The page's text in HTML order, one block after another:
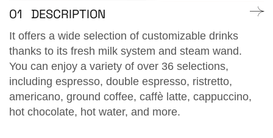
01 DESCRIPTION
It offers a wide selection of customizable drinks
thanks to its fresh milk system and steam wand.
You can enjoy a variety of over 36 selections,
including espresso, double espresso, ristretto,
americano, ground coffee, caffè latte, cappuccino,
hot chocolate, hot water, and more.